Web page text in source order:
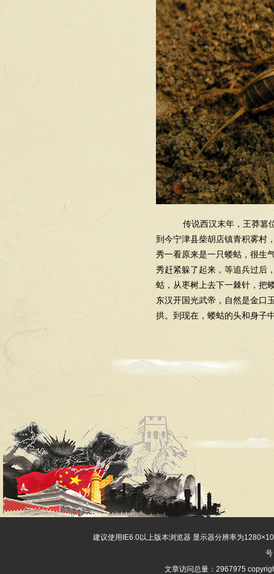
传说西汉末年，王莽篡
到今宁津县柴胡店镇青积雾村
秀一看原来是一只蝼蛄，很生
秀赶紧躲了起来，等追兵过后
蛄，从枣树上去下一棘针，把
东汉开国光武帝，自然是金口
拱。到现在，蝼蛄的头和身子
建议使用IE6.0以上版本浏览器 显示器分辨率为
号
文章访问总量：2967975